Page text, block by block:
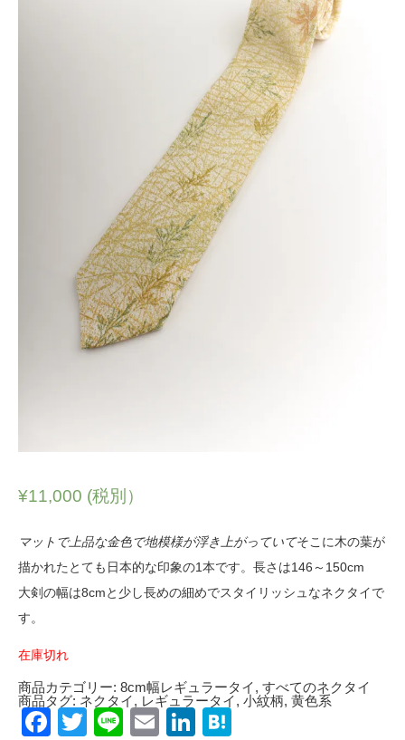
¥11,000 (税別）
マットで上品な金色で地模様が浮き上がっていてそこに木の葉が
描かれたとても日本的な印象の1本です。長さは146～150cm
大剣の幅は8cmと少し長めの細めでスタイリッシュなネクタイで
す。
在庫切れ
商品カテゴリー: 8cm幅レギュラータイ, すべてのネクタイ
商品タグ: ネクタイ, レギュラータイ, 小紋柄, 黄色系
Facebook
Twitter
LineEmailLinkedIn